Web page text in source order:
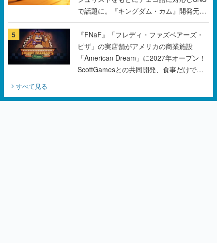
で話題に。『キングダム・カム』開発元や
チェコのプロ野球選手から称賛の声
5
『FNaF』「フレディ・ファズベアーズ・
ピザ」の実店舗がアメリカの商業施設
「American Dream」に2027年オープン！
ScottGamesとの共同開発、食事だけでな
すべて見る